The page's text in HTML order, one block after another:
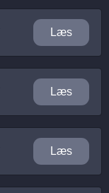
Læs
Læs
Læs